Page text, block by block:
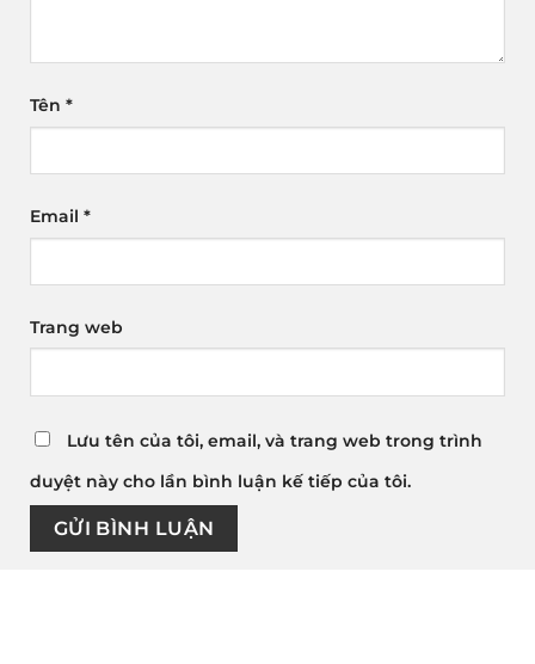
Tên *
Email *
Trang web
Lưu tên của tôi, email, và trang web trong trình
duyệt này cho lần bình luận kế tiếp của tôi.